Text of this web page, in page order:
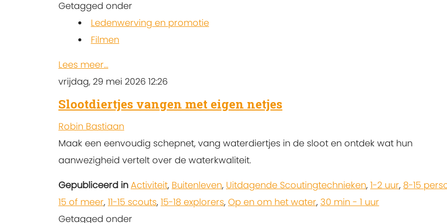
Getagged onder
Ledenwerving en promotie
Filmen
Lees meer...
vrijdag, 29 mei 2026 12:26
Slootdiertjes vangen met eigen netjes
Robin Bastiaan
Maak een eenvoudig schepnet, vang waterdiertjes in de sloot en ontdek wat hun
aanwezigheid vertelt over de waterkwaliteit.
Gepubliceerd in Activiteit, Buitenleven, Uitdagende Scoutingtechnieken, 1-2 uur, 8-15
15 of meer, 11-15 scouts, 15-18 explorers, Op en om het water, 30 min - 1 uur
Getagged onder